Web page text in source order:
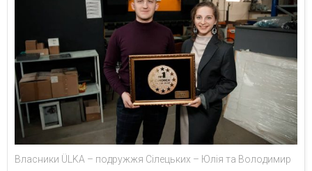
Власники ÜLKA – подружжя Сілецьких – Юлія та Володимир